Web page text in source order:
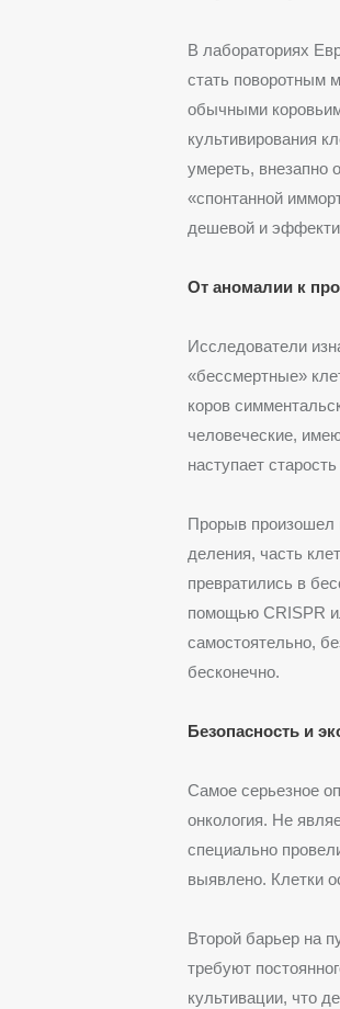
В лабораториях
стать поворотным
обычными
культивирования
умереть, внезапно
«спонтанной
дешевой и
От аномалии к
Исследователи
«бессмертные»
коров
человеческие,
наступает
Прорыв произошел
деления, часть
превратились в
помощью CRISPR
самостоятельно,
бесконечно.
Безопасность и
Самое серьезное
онкология. Не
специально
выявлено. Клетки
Второй барьер на
требуют
культивации, что